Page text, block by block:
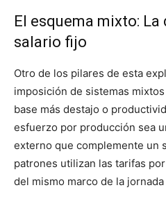
El esquema mixto:
salario fijo
Otro de los pilares de esta
imposición de sistemas
base más destajo o
esfuerzo por producción sea
externo que complemente un
patrones utilizan las tarifas
del mismo marco de la